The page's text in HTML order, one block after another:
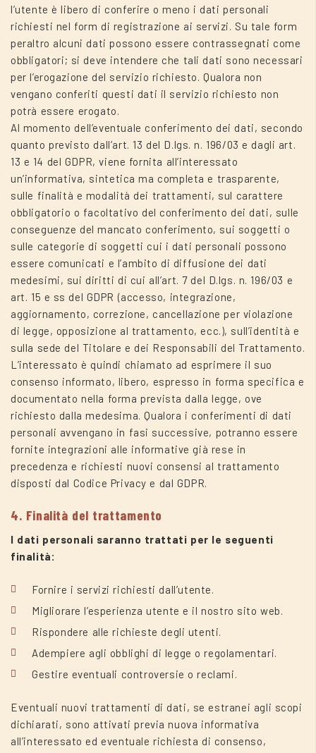
l’utente è libero di conferire o meno i dati personali
richiesti nel form di registrazione ai servizi. Su tale form
peraltro alcuni dati possono essere contrassegnati come
obbligatori; si deve intendere che tali dati sono necessari
per l’erogazione del servizio richiesto. Qualora non
vengano conferiti questi dati il servizio richiesto non
potrà essere erogato.
Al momento dell’eventuale conferimento dei dati, secondo
quanto previsto dall’art. 13 del D.lgs. n. 196/03 e dagli art.
13 e 14 del GDPR, viene fornita all’interessato
un’informativa, sintetica ma completa e trasparente,
sulle finalità e modalità dei trattamenti, sul carattere
obbligatorio o facoltativo del conferimento dei dati, sulle
conseguenze del mancato conferimento, sui soggetti o
sulle categorie di soggetti cui i dati personali possono
essere comunicati e l’ambito di diffusione dei dati
medesimi, sui diritti di cui all’art. 7 del D.lgs. n. 196/03 e
art. 15 e ss del GDPR (accesso, integrazione,
aggiornamento, correzione, cancellazione per violazione
di legge, opposizione al trattamento, ecc.), sull’identità e
sulla sede del Titolare e dei Responsabili del Trattamento.
L’interessato è quindi chiamato ad esprimere il suo
consenso informato, libero, espresso in forma specifica e
documentato nella forma prevista dalla legge, ove
richiesto dalla medesima. Qualora i conferimenti di dati
personali avvengano in fasi successive, potranno essere
fornite integrazioni alle informative già rese in
precedenza e richiesti nuovi consensi al trattamento
disposti dal Codice Privacy e dal GDPR.
4. Finalità del trattamento
I dati personali saranno trattati per le seguenti
finalità:
Fornire i servizi richiesti dall’utente.
Migliorare l’esperienza utente e il nostro sito web.
Rispondere alle richieste degli utenti.
Adempiere agli obblighi di legge o regolamentari.
Gestire eventuali controversie o reclami.
Eventuali nuovi trattamenti di dati, se estranei agli scopi
dichiarati, sono attivati previa nuova informativa
all’interessato ed eventuale richiesta di consenso,